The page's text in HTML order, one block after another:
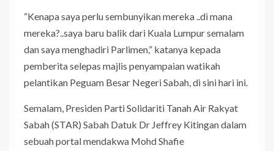
“Kenapa saya perlu sembunyikan mereka ..di mana
mereka?..saya baru balik dari Kuala Lumpur semalam
dan saya menghadiri Parlimen,” katanya kepada
pemberita selepas majlis penyampaian watikah
pelantikan Peguam Besar Negeri Sabah, di sini hari ini.
Semalam, Presiden Parti Solidariti Tanah Air Rakyat
Sabah (STAR) Sabah Datuk Dr Jeffrey Kitingan dalam
sebuah portal mendakwa Mohd Shafie